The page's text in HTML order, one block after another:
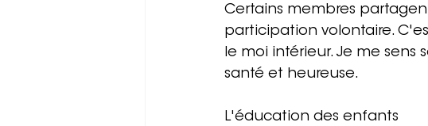
Certains membres
participation volontaire.
le moi intérieur. Je me
santé et heureuse.
L'éducation des enfants